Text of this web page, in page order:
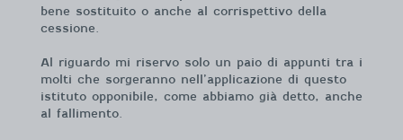
bene sostituito o anche al corrispettivo della
cessione.
Al riguardo mi riservo solo un paio di appunti tra i
molti che sorgeranno nell’applicazione di questo
istituto opponibile, come abbiamo già detto, anche
al fallimento.